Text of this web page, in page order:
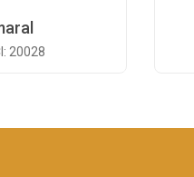
20028